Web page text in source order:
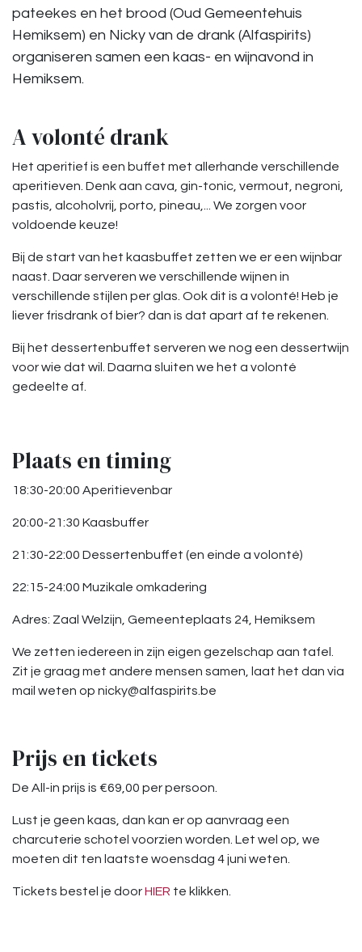
pateekes en het brood (Oud Gemeentehuis
Hemiksem) en Nicky van de drank (Alfaspirits)
organiseren samen een kaas- en wijnavond in
Hemiksem.
A volonté drank
Het aperitief is een buffet met allerhande verschillende
aperitieven. Denk aan cava, gin-tonic, vermout, negroni,
pastis, alcoholvrij, porto, pineau,... We zorgen voor
voldoende keuze!
Bij de start van het kaasbuffet zetten we er een wijnbar
naast. Daar serveren we verschillende wijnen in
verschillende stijlen per glas. Ook dit is a volonté! Heb je
liever frisdrank of bier? dan is dat apart af te rekenen.
Bij het dessertenbuffet serveren we nog een dessertwijn
voor wie dat wil. Daarna sluiten we het a volonté
gedeelte af.
Plaats en timing
18:30-20:00 Aperitievenbar
20:00-21:30 Kaasbuffer
21:30-22:00 Dessertenbuffet (en einde a volonté)
22:15-24:00 Muzikale omkadering
Adres: Zaal Welzijn, Gemeenteplaats 24, Hemiksem
We zetten iedereen in zijn eigen gezelschap aan tafel.
Zit je graag met andere mensen samen, laat het dan via
mail weten op nicky@alfaspirits.be
Prijs en tickets
De All-in prijs is €69,00 per persoon.
Lust je geen kaas, dan kan er op aanvraag een
charcuterie schotel voorzien worden. Let wel op, we
moeten dit ten laatste woensdag 4 juni weten.
Tickets bestel je doorHIER te klikken.